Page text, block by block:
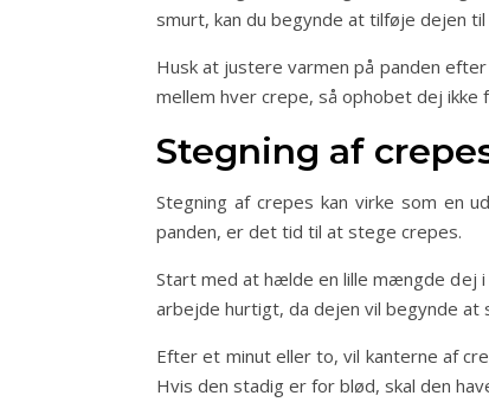
smurt, kan du begynde at tilføje dejen
Husk at justere varmen på panden
mellem hver crepe, så ophobet dej
Stegning af
Stegning af crepes kan virke som en
panden, er det tid til at stege crepes.
Start med at hælde en lille mængde dej
arbejde hurtigt, da dejen vil begynde
Efter et minut eller to, vil kanterne af
Hvis den stadig er for blød, skal den